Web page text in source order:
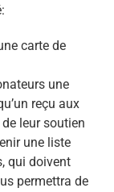
carte de
une
reçu aux
leur soutien
une liste
qui doivent
permettra de